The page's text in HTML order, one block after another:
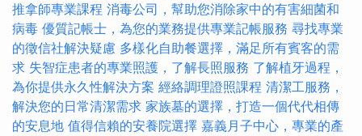
推拿師專業課程 消毒公司，幫助您消除家中的有害細菌和
病毒 優質記帳士，為您的業務提供專業記帳服務 尋找專業
的徵信社解決疑慮 多樣化自助餐選擇，滿足所有賓客的需
求 失智症患者的專業照護，了解長照服務 了解植牙過程，
為你提供永久性解決方案 經絡調理證照課程 清潔工服務，
解決您的日常清潔需求 家族墓的選擇，打造一個代代相傳
的安息地 值得信賴的安養院選擇 嘉義月子中心，專業的產